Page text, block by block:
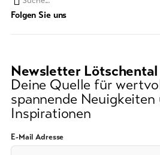
Suchwort
Folgen Sie uns
Newsletter Lötschental
Deine Quelle für
spannende Neuigkeiten
Inspirationen
E-Mail Adresse